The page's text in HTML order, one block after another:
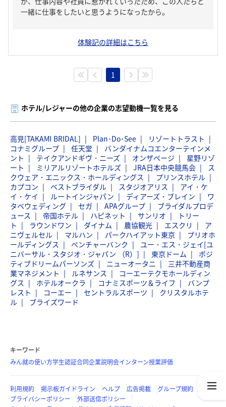
一緒に仕事をしたいと思うようになったから。
体験記の詳細はこちら
1
ホテル/レジャーの他の企業の志望動機一覧を見る
高見[TAKAMI BRIDAL] Plan･Do･See
リゾートトラスト
コナミグループ
任天堂
バンダイナムコエンターテインメ
ント
テイクアンドギヴ・ニーズ オンザページ
星野リゾ
ート
ミリアルリゾートホテルズ JRA日本中央競馬会
ス
クウェア・エニックス・ホールディングス
プリンスホテル
カプコン
ベストブライダル スタジオアリス
アイ・ケ
イ・ケイ
ルートインジャパン ディアーズ・ブレイン
ワ
タベウェディング
セガ APAグループ
ブライダルプロデ
ュース
帝国ホテル ハピネット サンリオ
トリー
ト
ラウンドワン ダイナム 農協観光 エスクリ
ア
ニヴェルセル
マルハン パークハイアット東京
プリオホ
ールディングス
ベンチャーバンク
ユー・エス・ジェイ[ユ
ニバーサル・スタジオ・ジャパン （R）]
東京ドーム
ポジ
ティブドリームパーソンズ
ニューオータニ
三井不動産商
業マネジメント
ルネサンス
コーエーテクモホールディン
グス
ホテルオークラ コナミスポーツ＆ライフ
バンプ
レスト
コーエー セントラルスポーツ
クリスタルホテ
ル
ブライズワード
キーワード
みん就の使い方学生認証合同企業説明会インターン授業評価
利用規約 掲示板ガイドライン ヘルプ 広告掲載
グループ規約
プライバシーポリシー
外部送信ポリシー